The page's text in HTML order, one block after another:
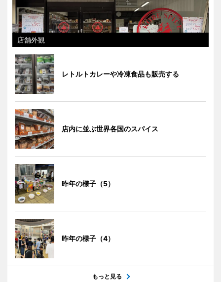
店舗外観
レトルトカレーや冷凍食品も販売する
店内に並ぶ世界各国のスパイス
昨年の様子（5）
昨年の様子（4）
もっと見る